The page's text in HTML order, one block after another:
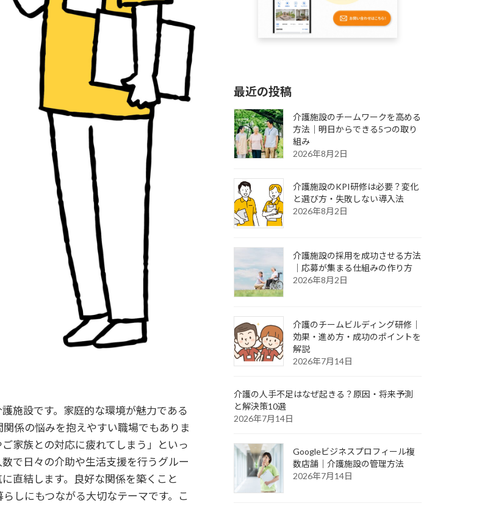
施設です。家庭的な環境が魅力である
係の悩みを抱えやすい職場でもありま
家族との対応に疲れてしまう」といっ
で日々の介助や生活支援を行うグルー
直結します。良好な関係を築くこと
しにもつながる大切なテーマです。こ
最近の投稿
介護施設のチームワークを高める
方法｜明日からできる5つの取り
組み
2026年8月2日
介護施設のKPI研修は必要？変化
と選び方・失敗しない導入法
2026年8月2日
介護施設の採用を成功させる方法
｜応募が集まる仕組みの作り方
2026年8月2日
介護のチームビルディング研修｜
効果・進め方・成功のポイントを
解説
2026年7月14日
介護の人手不足はなぜ起きる？原因・将来予測
と解決策10選
2026年7月14日
Googleビジネスプロフィール複
数店舗｜介護施設の管理方法
2026年7月14日